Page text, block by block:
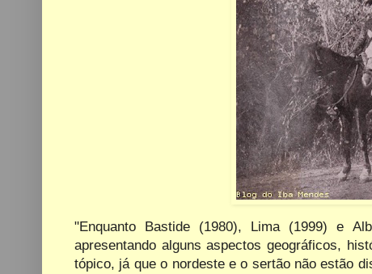
"Enquanto Bastide (1980), Lima (1999) e
apresentando alguns aspectos geográficos,
tópico, já que o nordeste e o sertão não estão